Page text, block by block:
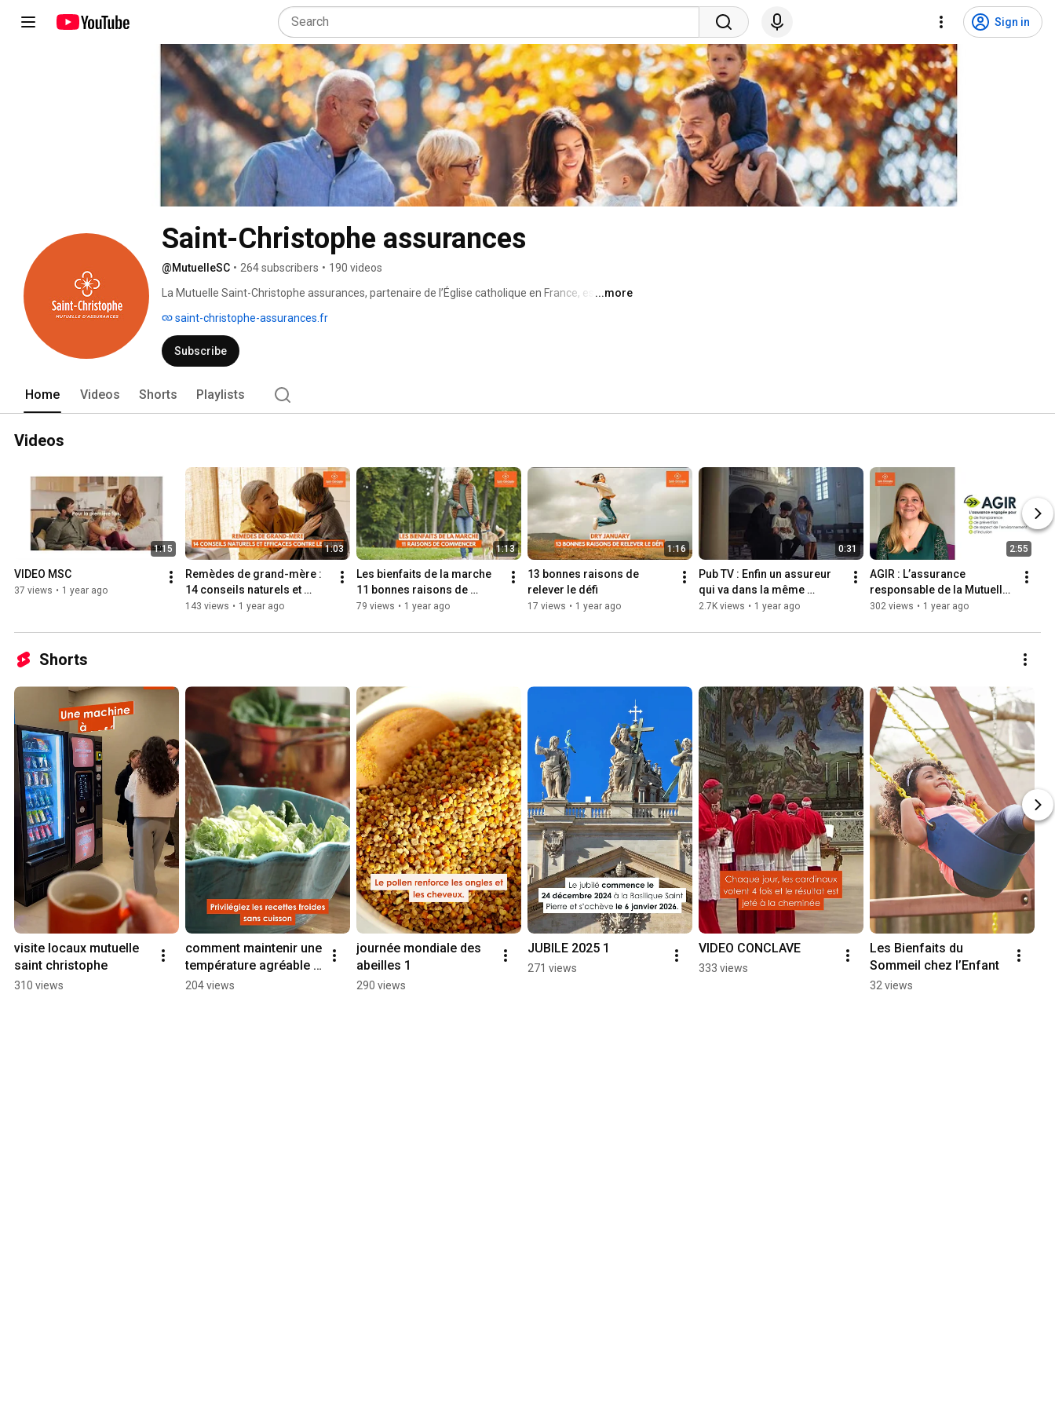
Sign in
Saint-Christophe assurances
@MutuelleSC • 264 subscribers • 190 videos
La Mutuelle Saint-Christophe assurances, partenaire de l’Église catholique en France, est une
...more
saint-christophe-assurances.fr
Subscribe
Home Videos Shorts Playlists
Videos
1:15
VIDEO MSC
37 views • 1 year ago
1:03
Remèdes de grand-mère :
14 conseils naturels et
efficaces contre le rhume
143 views • 1 year ago
1:13
Les bienfaits de la marche
11 bonnes raisons de
commencer Video
79 views • 1 year ago
1:16
13 bonnes raisons de
relever le défi
17 views • 1 year ago
0:31
Pub TV : Enfin un assureur
qui va dans la même
direction que ma foi, tout en
2.7K views • 1 year ago
2:55
AGIR : L’assurance
responsable de la Mutuelle
Saint-Christophe
302 views • 1 year ago
Shorts
visite locaux mutuelle
saint christophe
310 views
comment maintenir une
température agréable
Vidéo mobile
204 views
journée mondiale des
abeilles 1
290 views
JUBILE 2025 1
271 views
VIDEO CONCLAVE
333 views
Les Bienfaits du
Sommeil chez l’Enfant
32 views